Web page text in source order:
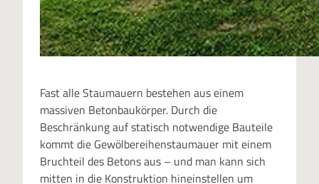
Fast alle Staumauern bestehen aus einem
massiven Betonbaukörper. Durch die
Beschränkung auf statisch notwendige Bauteile
kommt die Gewölbereihenstaumauer mit einem
Bruchteil des Betons aus – und man kann sich
mitten in die Konstruktion hineinstellen um